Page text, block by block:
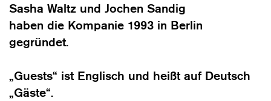
Sasha Waltz und Jochen Sandig
haben die Kompanie 1993 in Berlin
gegründet.
„Guests“ ist Englisch und heißt auf Deutsch
„Gäste“.